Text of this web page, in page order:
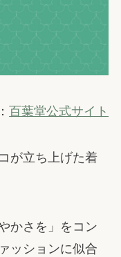
百葉堂公式サイト
が立ち上げた着
かさを」をコン
ッションに似合